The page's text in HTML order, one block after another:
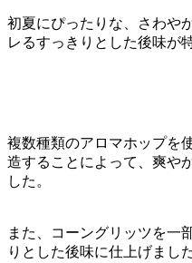
初夏にぴったりな、さわや
レるすっきりとした後味が
複数種類のアロマホップを
造することによって、爽や
した。
また、コーングリッツを一
りとした後味に仕上げました